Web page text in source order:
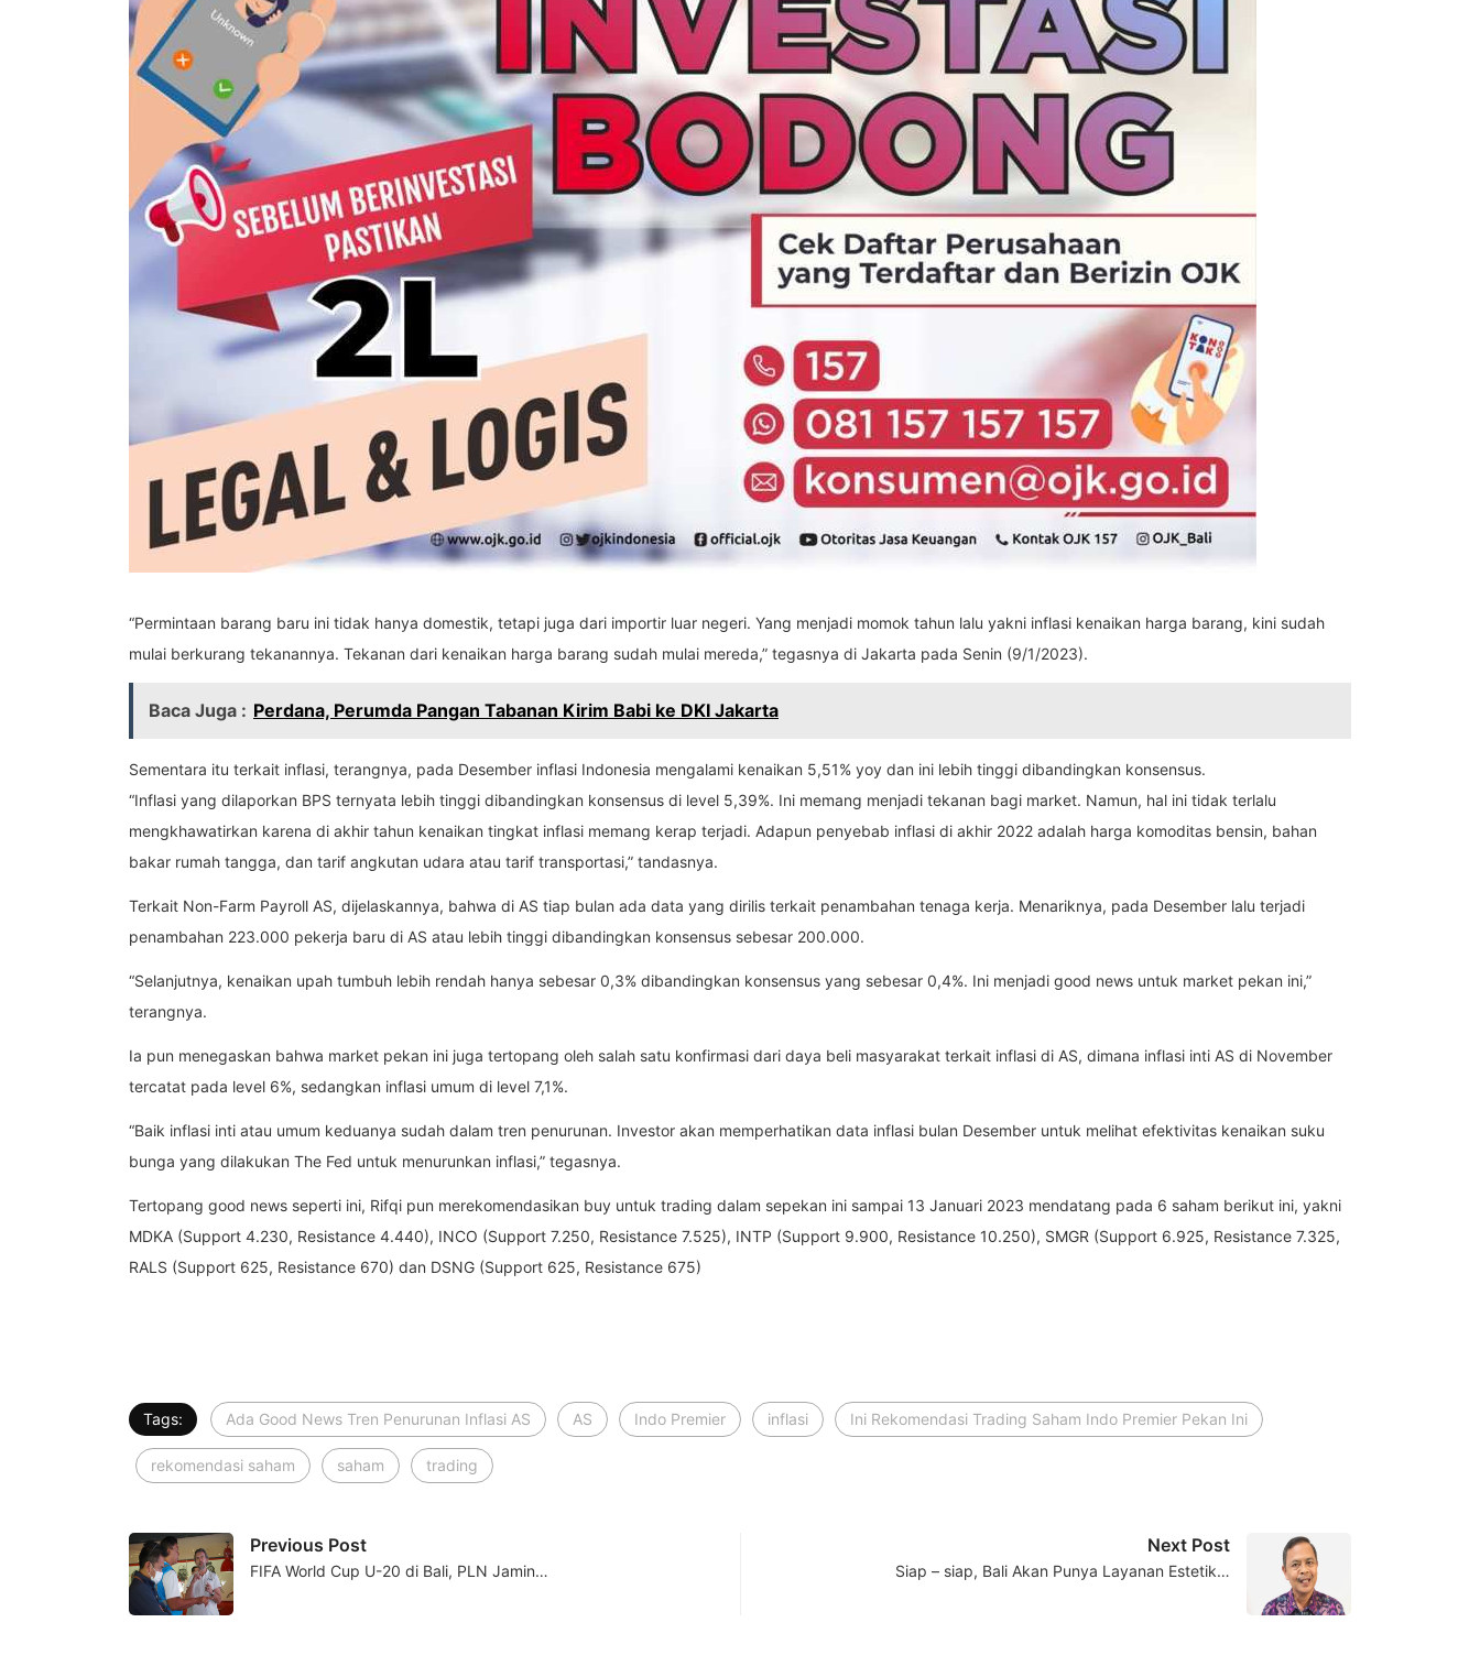
“Permintaan barang baru ini tidak hanya domestik, tetapi juga dari importir luar negeri. Yang menjadi momok tahun lalu yakni inflasi kenaikan harga barang, kini sudah
mulai berkurang tekanannya. Tekanan dari kenaikan harga barang sudah mulai mereda,” tegasnya di Jakarta pada Senin (9/1/2023).
Baca Juga : Perdana, Perumda Pangan Tabanan Kirim Babi ke DKI Jakarta
Sementara itu terkait inflasi, terangnya, pada Desember inflasi Indonesia mengalami kenaikan 5,51% yoy dan ini lebih tinggi dibandingkan konsensus.
“Inflasi yang dilaporkan BPS ternyata lebih tinggi dibandingkan konsensus di level 5,39%. Ini memang menjadi tekanan bagi market. Namun, hal ini tidak terlalu
mengkhawatirkan karena di akhir tahun kenaikan tingkat inflasi memang kerap terjadi. Adapun penyebab inflasi di akhir 2022 adalah harga komoditas bensin, bahan
bakar rumah tangga, dan tarif angkutan udara atau tarif transportasi,” tandasnya.
Terkait Non-Farm Payroll AS, dijelaskannya, bahwa di AS tiap bulan ada data yang dirilis terkait penambahan tenaga kerja. Menariknya, pada Desember lalu terjadi
penambahan 223.000 pekerja baru di AS atau lebih tinggi dibandingkan konsensus sebesar 200.000.
“Selanjutnya, kenaikan upah tumbuh lebih rendah hanya sebesar 0,3% dibandingkan konsensus yang sebesar 0,4%. Ini menjadi good news untuk market pekan ini,”
terangnya.
Ia pun menegaskan bahwa market pekan ini juga tertopang oleh salah satu konfirmasi dari daya beli masyarakat terkait inflasi di AS, dimana inflasi inti AS di November
tercatat pada level 6%, sedangkan inflasi umum di level 7,1%.
“Baik inflasi inti atau umum keduanya sudah dalam tren penurunan. Investor akan memperhatikan data inflasi bulan Desember untuk melihat efektivitas kenaikan suku
bunga yang dilakukan The Fed untuk menurunkan inflasi,” tegasnya.
Tertopang good news seperti ini, Rifqi pun merekomendasikan buy untuk trading dalam sepekan ini sampai 13 Januari 2023 mendatang pada 6 saham berikut ini, yakni
MDKA (Support 4.230, Resistance 4.440), INCO (Support 7.250, Resistance 7.525), INTP (Support 9.900, Resistance 10.250), SMGR (Support 6.925, Resistance 7.325,
RALS (Support 625, Resistance 670) dan DSNG (Support 625, Resistance 675)
Tags: Ada Good News Tren Penurunan Inflasi AS AS Indo Premier inflasi Ini Rekomendasi Trading Saham Indo Premier Pekan Ini
rekomendasi saham saham trading
Previous Post
FIFA World Cup U-20 di Bali, PLN Jamin…
Next Post
Siap – siap, Bali Akan Punya Layanan Estetik…